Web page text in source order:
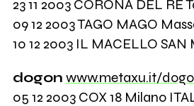
23 11 2003 CORONA DEL RE
09 12 2003 TAGO MAGO
10 12 2003 IL MACELLO SAN
dogon www.metaxu.it/
05 12 2003 COX 18 Milano